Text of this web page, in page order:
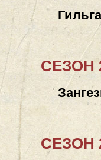
СЕЗОН
СЕЗОН